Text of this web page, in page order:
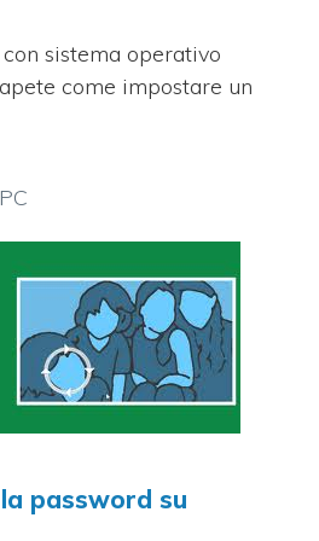
sistema operativo
come impostare un
PC
password su